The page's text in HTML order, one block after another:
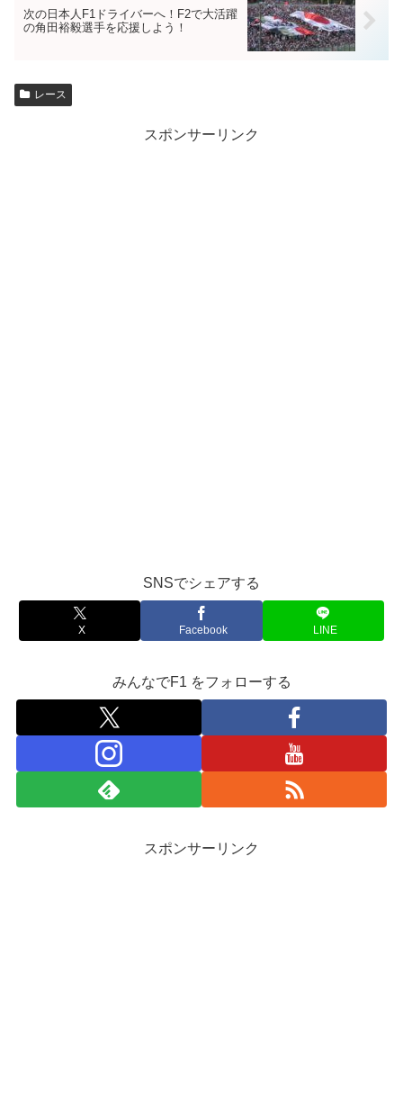
次の日本人F1ドライバーへ！F2で大活躍
の角田裕毅選手を応援しよう！
レース
スポンサーリンク
SNSでシェアする
X Facebook LINE
みんなでF1 をフォローする
スポンサーリンク